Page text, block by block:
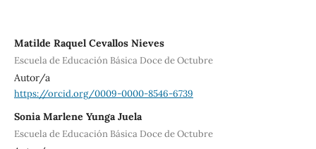
Matilde Raquel Cevallos Nieves
Escuela de Educación Básica Doce de Octubre
Autor/a
https://orcid.org/0009-0000-8546-6739
Sonia Marlene Yunga Juela
Escuela de Educación Básica Doce de Octubre